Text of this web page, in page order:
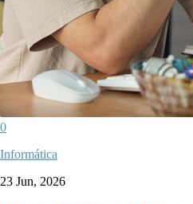
0
Informática
23 Jun, 2026